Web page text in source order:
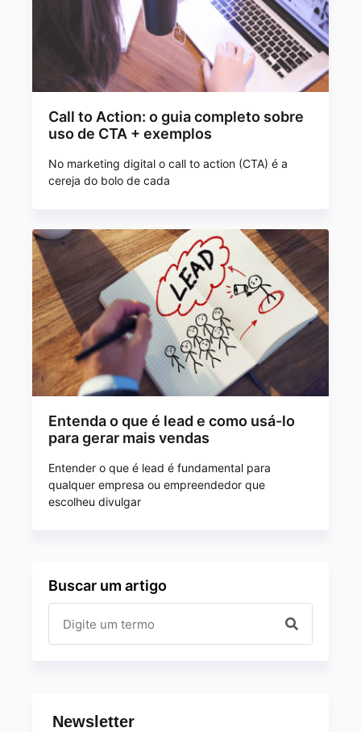
Call to Action: o guia completo sobre
uso de CTA + exemplos
No marketing digital o call to action (CTA) é a
cereja do bolo de cada
Entenda o que é lead e como usá-lo
para gerar mais vendas
Entender o que é lead é fundamental para
qualquer empresa ou empreendedor que
escolheu divulgar
Buscar um artigo
Newsletter